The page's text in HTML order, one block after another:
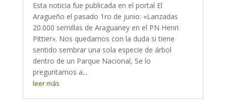
Esta noticia fue publicada en el portal El
Aragueño el pasado 1ro de junio: «Lanzadas
20.000 semillas de Araguaney en el PN Henri
Pittier». Nos quedamos con la duda si tiene
sentido sembrar una sola especie de árbol
dentro de un Parque Nacional, Se lo
preguntamos a...
leer más